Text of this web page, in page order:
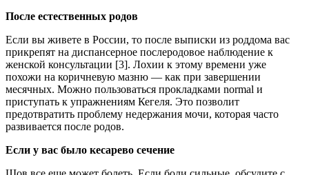
После естественных родов
Если вы живете в России, то после выписки из роддома вас
прикрепят на диспансерное послеродовое наблюдение к
женской консультации [3]. Лохии к этому времени уже
похожи на коричневую мазню — как при завершении
месячных. Можно пользоваться прокладками normal и
приступать к упражнениям Кегеля. Это позволит
предотвратить проблему недержания мочи, которая часто
развивается после родов.
Если у вас было кесарево сечение